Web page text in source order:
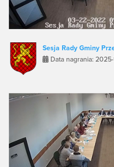
Sesja Rady Gminy
Data nagrania: